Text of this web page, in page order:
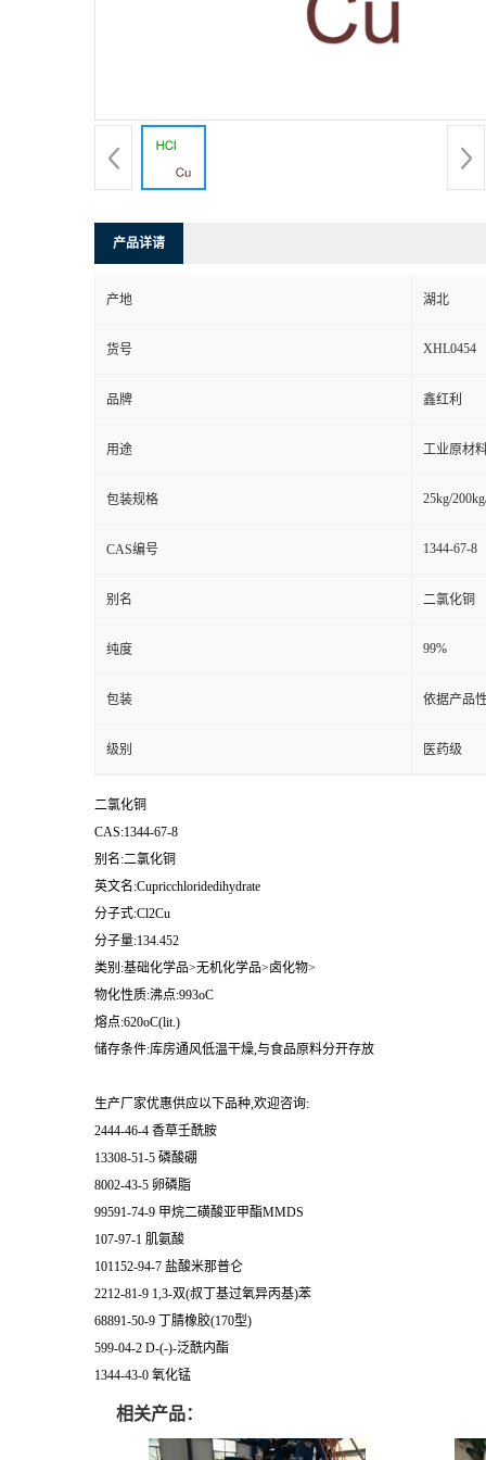
产品详请
产地 湖北
货号 XHL0454
品牌 鑫红利
用途 工业原材
包装规格 25kg/
CAS编号 1344-67-8
别名 二氯化铜
纯度 99%
包装 依据产品
级别 医药级
二氯化铜
CAS:1344-67-8
别名:二氯化铜
英文名:Cupricchloridedihydrate
分子式:Cl2Cu
分子量:134.452
类别:基础化学品>无机化学品>卤化物>
物化性质:沸点:993oC
熔点:620oC(lit.)
储存条件:库房通风低温干燥,与食品原料分开存放
生产厂家优惠供应以下品种,欢迎咨询:
2444-46-4 香草壬酰胺
13308-51-5 磷酸硼
8002-43-5 卵磷脂
99591-74-9 甲烷二磺酸亚甲酯MMDS
107-97-1 肌氨酸
101152-94-7 盐酸米那普仑
2212-81-9 1,3-双(叔丁基过氧异丙基)苯
68891-50-9 丁腈橡胶(170型)
599-04-2 D-(-)-泛酰内酯
1344-43-0 氧化锰
相关产品：